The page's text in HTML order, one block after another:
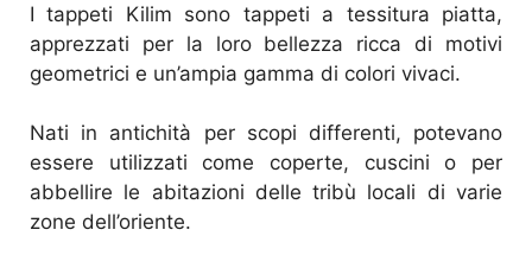
I tappeti Kilim sono tappeti a tessitura piatta,
apprezzati per la loro bellezza ricca di motivi
geometrici e un’ampia gamma di colori vivaci.
Nati in antichità per scopi differenti, potevano
essere utilizzati come coperte, cuscini o per
abbellire le abitazioni delle tribù locali di varie
zone dell’oriente.